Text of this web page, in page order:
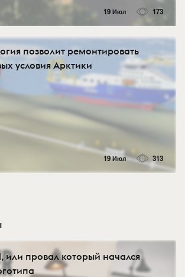
19 Июл 173
позволит ремонтировать
условия Арктики
19 Июл 313
или провал который начался